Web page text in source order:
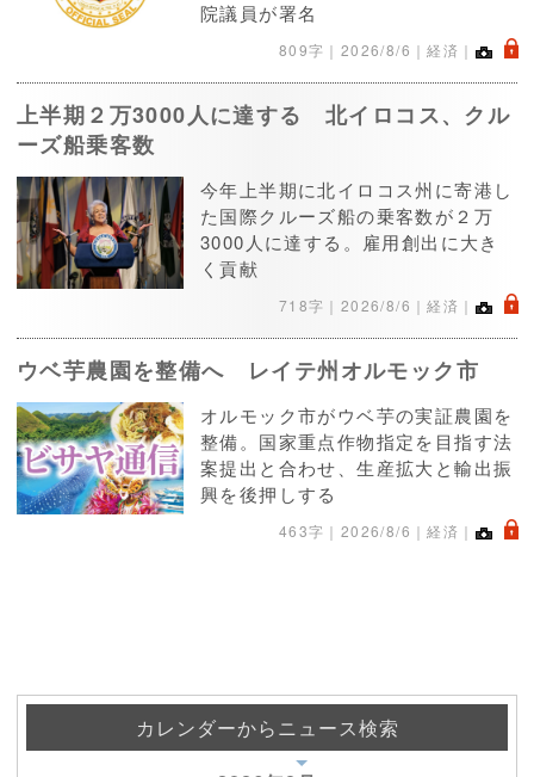
院議員が署名
809字｜ 2026/8/6 ｜経済｜ .
上半期２万3000人に達する 北イロコス、クル
ーズ船乗客数
今年上半期に北イロコス州に寄港し
た国際クルーズ船の乗客数が２万
3000人に達する。雇用創出に大き
く貢献
718字｜ 2026/8/6 ｜経済｜ .
ウベ芋農園を整備へ レイテ州オルモック市
オルモック市がウベ芋の実証農園を
整備。国家重点作物指定を目指す法
案提出と合わせ、生産拡大と輸出振
興を後押しする
463字｜ 2026/8/6 ｜経済｜ .
カレンダーからニュース検索